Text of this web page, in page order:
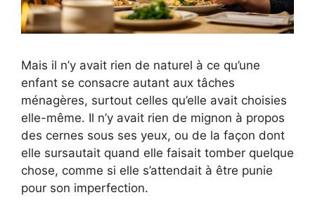
Mais il n’y avait rien de naturel à ce qu’une
enfant se consacre autant aux tâches
ménagères, surtout celles qu’elle avait choisies
elle-même. Il n’y avait rien de mignon à propos
des cernes sous ses yeux, ou de la façon dont
elle sursautait quand elle faisait tomber quelque
chose, comme si elle s’attendait à être punie
pour son imperfection.